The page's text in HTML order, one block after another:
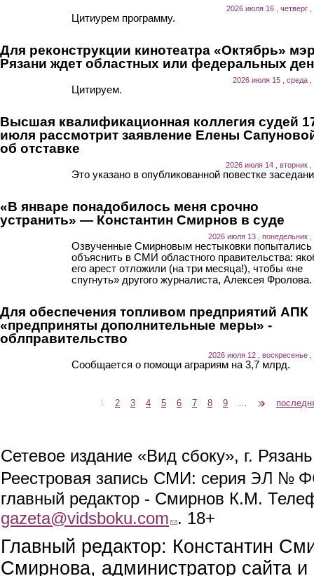
2026 июля 16 , четверг ,
Цитиурем программу.
Для реконструкции кинотеатра «Октябрь»
Рязани ждет областных или федеральных
2026 июля 15 , среда ,
Цитируем.
Высшая квалификационная коллегия судей
июля рассмотрит заявление Елены
об отставке
2026 июля 14 , вторник ,
Это указано в опубликованной повестке
«В январе понадобилось меня срочно
устранить» — Константин Смирнов в суде
2026 июля 13 , понедельник ,
Озвученные Смирновым нестыковки попытались
объяснить в СМИ областного правительства:
его арест отложили (на три месяца!), чтобы «не
спугнуть» другого журналиста, Алексея Фролова.
Для обеспечения топливом предприятий АПК
«предприняты дополнительные меры» -
облправительство
2026 июля 12 , воскресенье ,
Сообщается о помощи аграриям на 3,7 млрд.
1 2 3 4 5 6 7 8 9
Сетевое издание «Вид сбоку», г.
Реестровая запись СМИ: серия ЭЛ №
главный редактор - Смирнов К.М.
gazeta@vidsboku.com (link sends e-mail)
. 18+
Главный редактор: Константин
Смирнова, администратор сайта